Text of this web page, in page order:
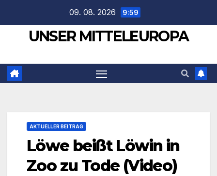
springen
09. 08. 2026 9:59
UNSER MITTELEUROPA
AKTUELLER BEITRAG
Löwe beißt Löwin in
Zoo zu Tode (Video)